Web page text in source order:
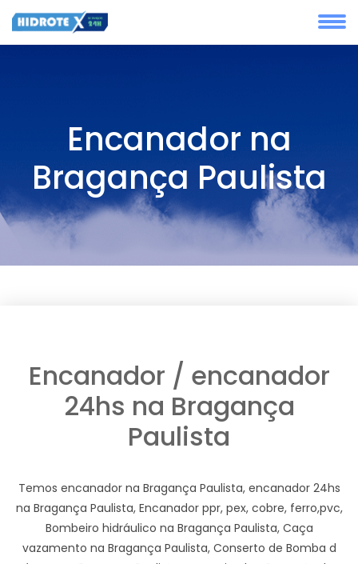
Encanador na
Bragança Paulista
Encanador / encanador
24hs na Bragança
Paulista
Temos encanador na Bragança Paulista, encanador 24hs
na Bragança Paulista, Encanador ppr, pex, cobre, ferro,pvc,
Bombeiro hidráulico na Bragança Paulista, Caça
vazamento na Bragança Paulista, Conserto de Bomba d